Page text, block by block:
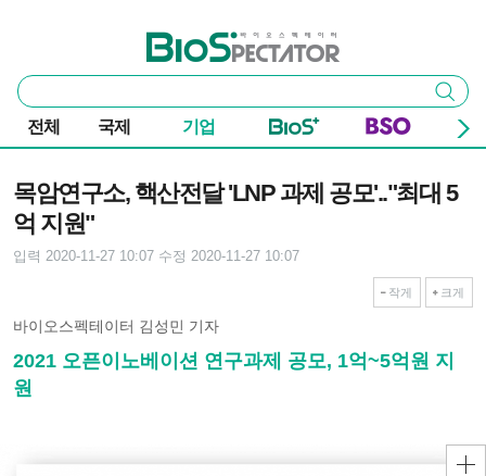
바이오스펙테이터
통
합
검
색
검색
전체 국제 기업
목암연구소, 핵산전달 'LNP 과제 공모'.."최대 5
억 지원"
입력 2020-11-27 10:07 수정 2020-11-27 10:07
작게 크게
바이오스펙테이터 김성민 기자
2021 오픈이노베이션 연구과제 공모, 1억~5억원 지
원